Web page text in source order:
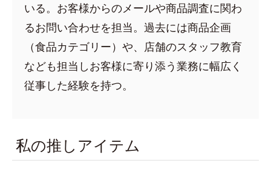
いる。お客様からのメールや商品調査に関わ
るお問い合わせを担当。過去には商品企画
（食品カテゴリー）や、店舗のスタッフ教育
なども担当しお客様に寄り添う業務に幅広く
従事した経験を持つ。
私の推しアイテム